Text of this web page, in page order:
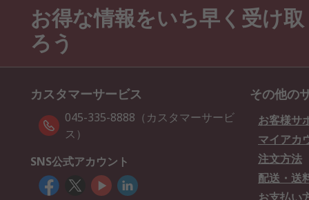
お得な情報をいち早く受け取
ろう
カスタマーサービス
045-335-8888（カスタマーサービ
ス）
SNS公式アカウント
その他の
お客様サ
マイアカ
注文方法
配送・送